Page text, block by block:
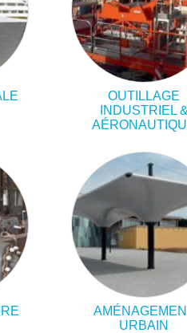
OUTILLAGE
INDUSTRIEL &
URBAIN